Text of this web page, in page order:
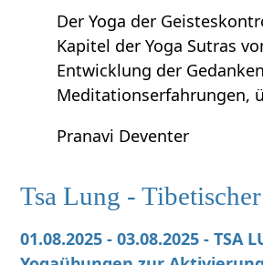
Der Yoga der
Kapitel der Yoga Sutras
Entwicklung der
Meditationserfahrungen,
Pranavi Deventer
Tsa Lung -
01.08.2025 - 03.08.2025 - TSA